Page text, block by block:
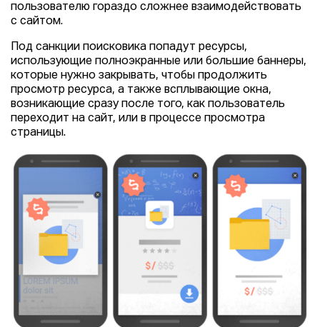
пользователю гораздо сложнее взаимодействовать
с сайтом.
Под санкции поисковика попадут ресурсы,
использующие полноэкранные или большие баннеры,
которые нужно закрывать, чтобы продолжить
просмотр ресурса, а также всплывающие окна,
возникающие сразу после того, как пользователь
переходит на сайт, или в процессе просмотра
страницы.